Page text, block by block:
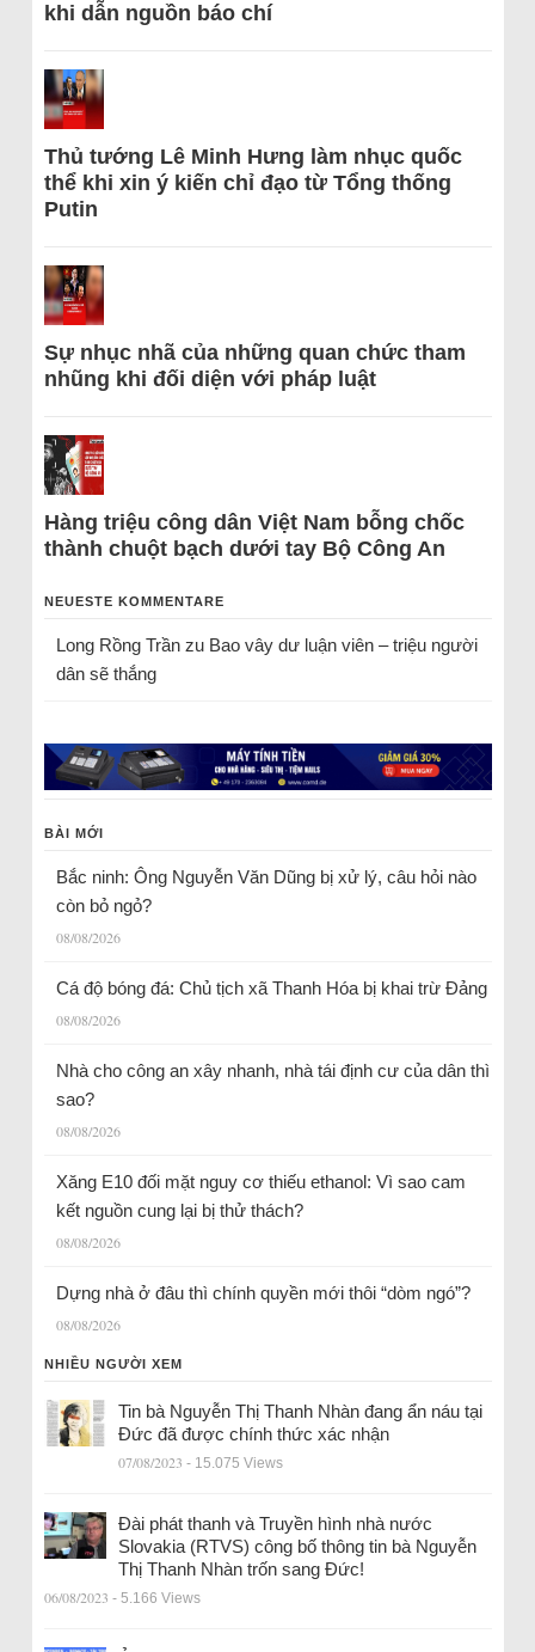
khi dẫn nguồn báo chí
Thủ tướng Lê Minh Hưng làm nhục quốc
thể khi xin ý kiến chỉ đạo từ Tổng thống
Putin
Sự nhục nhã của những quan chức tham
nhũng khi đối diện với pháp luật
Hàng triệu công dân Việt Nam bỗng chốc
thành chuột bạch dưới tay Bộ Công An
NEUESTE KOMMENTARE
Long Rồng Trầnzu Bao vây dư luận viên – triệu người
dân sẽ thắng
BÀI MỚI
Bắc ninh: Ông Nguyễn Văn Dũng bị xử lý, câu hỏi nào
còn bỏ ngỏ?
08/08/2026
Cá độ bóng đá: Chủ tịch xã Thanh Hóa bị khai trừ Đảng
08/08/2026
Nhà cho công an xây nhanh, nhà tái định cư của dân thì
sao?
08/08/2026
Xăng E10 đối mặt nguy cơ thiếu ethanol: Vì sao cam
kết nguồn cung lại bị thử thách?
08/08/2026
Dựng nhà ở đâu thì chính quyền mới thôi “dòm ngó”?
08/08/2026
NHIỀU NGƯỜI XEM
Tin bà Nguyễn Thị Thanh Nhàn đang ẩn náu tại
Đức đã được chính thức xác nhận
07/08/2023 - 15.075 Views
Đài phát thanh và Truyền hình nhà nước
Slovakia (RTVS) công bố thông tin bà Nguyễn
Thị Thanh Nhàn trốn sang Đức!
06/08/2023 - 5.166 Views